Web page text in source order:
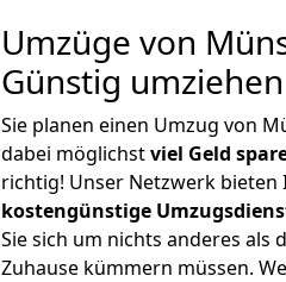
Umzüge von
Günstig umziehen
Sie planen einen Umzug von
dabei möglichstviel Geld
richtig! Unser Netzwerk bieten
kostengünstige
Sie sich um nichts anderes als
Zuhause kümmern müssen.